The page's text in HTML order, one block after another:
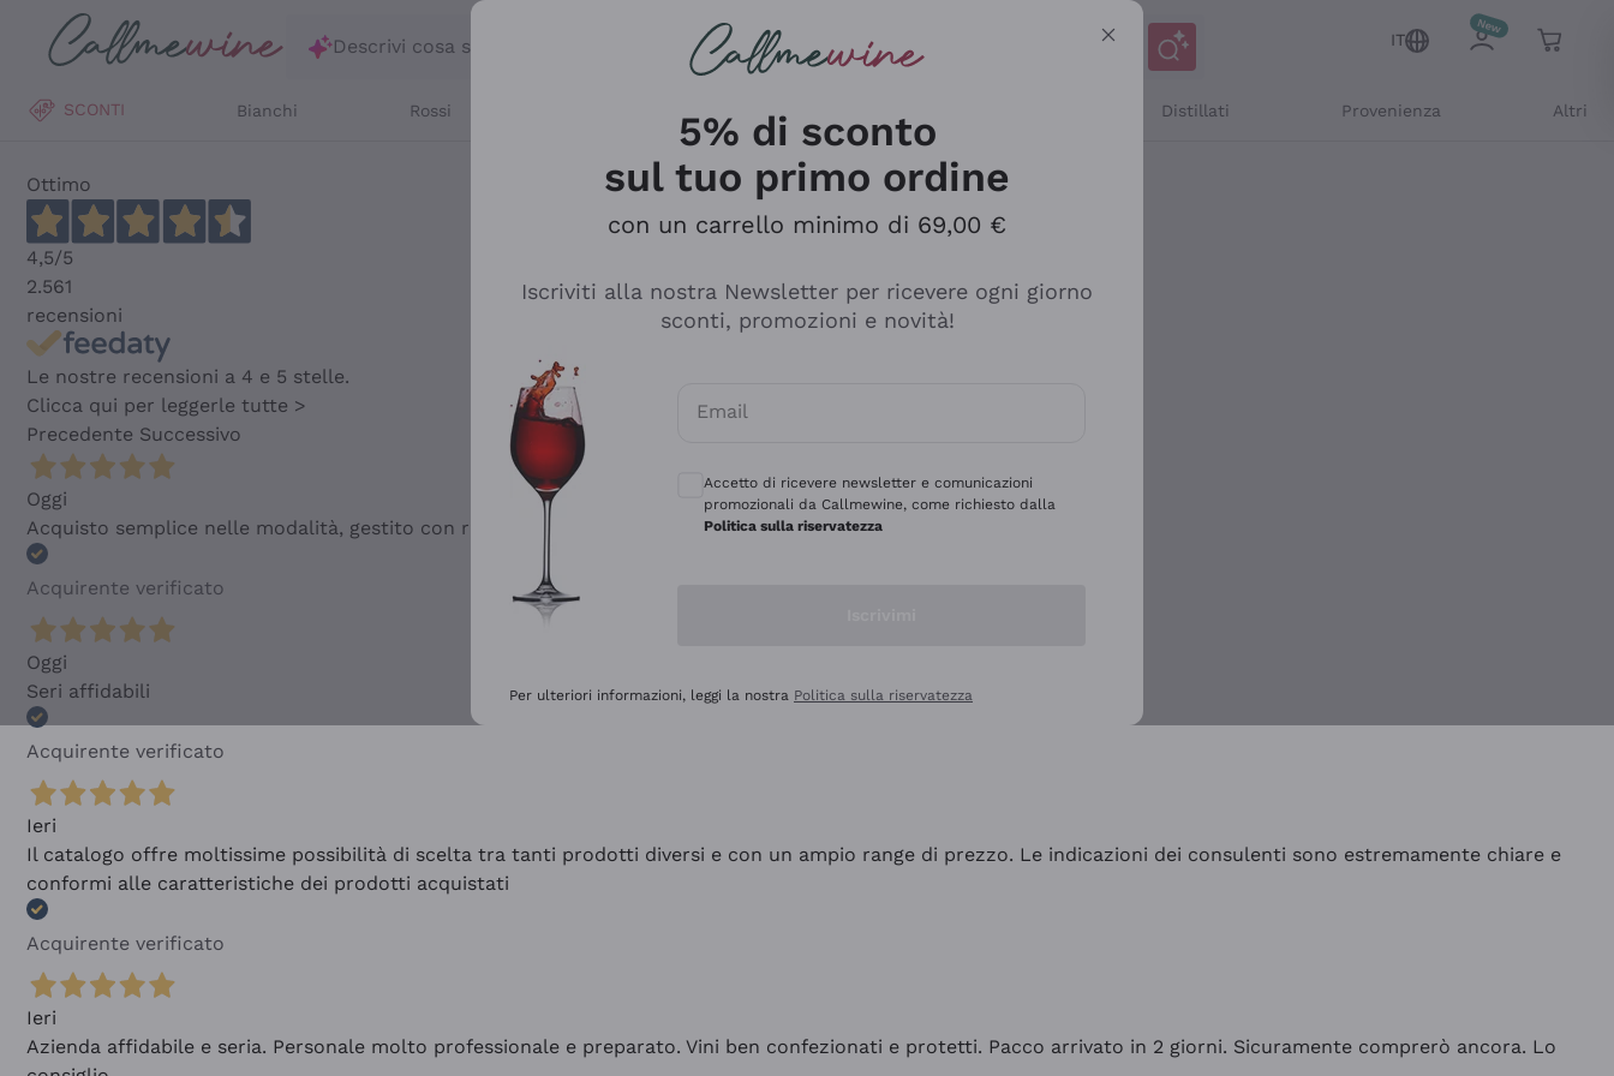
Salta al contenuto principale
Descrivi cosa stai cercando
IT
SCONTI Bianchi Rossi Distillati Provenienza Altri
Ottimo
4,5/5
2.561
recensioni
Le nostre recensioni a 4 e 5 stelle.
Clicca qui per leggerle tutte >
Precedente Successivo
Oggi
Acquisto semplice nelle modalità, gestito con rapidità e professionalità
Acquirente verificato
Oggi
Seri affidabili
Acquirente verificato
Ieri
Il catalogo offre moltissime possibilità di scelta tra tanti prodotti diversi e con un ampio range di prezzo. Le indicazioni dei consulenti sono estremamente chiare e
conformi alle caratteristiche dei prodotti acquistati
Acquirente verificato
Ieri
Azienda affidabile e seria. Personale molto professionale e preparato. Vini ben confezionati e protetti. Pacco arrivato in 2 giorni. Sicuramente comprerò ancora. Lo
5% di sconto
sul tuo primo ordine
con un carrello minimo di 69,00 €
Iscriviti alla nostra Newsletter per ricevere ogni giorno
sconti, promozioni e novità!
Email
Accetto di ricevere newsletter e comunicazioni
promozionali da Callmewine, come richiesto dalla
Politica sulla riservatezza
Per ulteriori informazioni, leggi la nostra Politica sulla riservatezza